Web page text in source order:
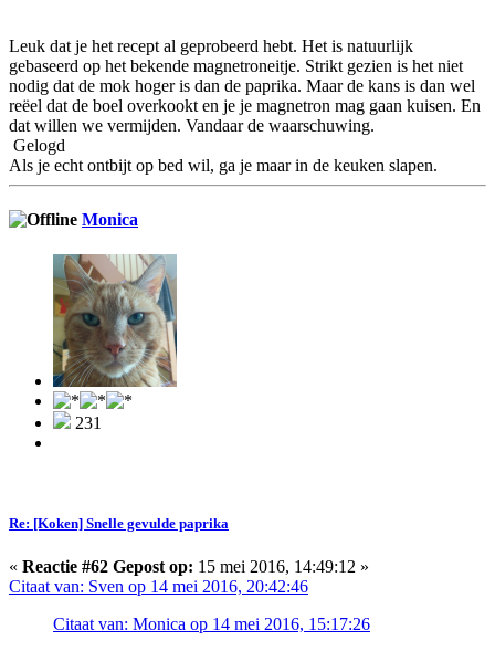
Leuk dat je het recept al geprobeerd hebt. Het is natuurlijk
gebaseerd op het bekende magnetroneitje. Strikt gezien is het niet
nodig dat de mok hoger is dan de paprika. Maar de kans is dan wel
reëel dat de boel overkookt en je je magnetron mag gaan kuisen. En
dat willen we vermijden. Vandaar de waarschuwing.
Gelogd
Als je echt ontbijt op bed wil, ga je maar in de keuken slapen.
Monica
231
Re: [Koken] Snelle gevulde paprika
« Reactie #62 Gepost op: 15 mei 2016, 14:49:12 »
Citaat van: Sven op 14 mei 2016, 20:42:46
Citaat van: Monica op 14 mei 2016, 15:17:26